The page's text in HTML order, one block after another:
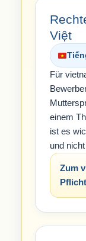
Việt
Für
einem
ist es
und
Zum